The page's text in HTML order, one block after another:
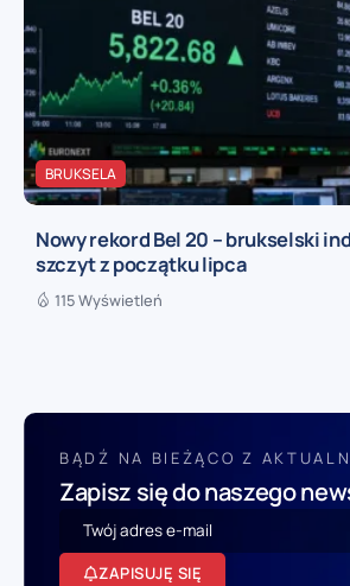
BRUKSELA
Nowy rekord Bel 20 – brukselski
szczyt z początku lipca
115 Wyświetleń
BĄDŹ NA BIEŻĄCO Z
Zapisz się do naszego
ZAPISUJĘ SIĘ